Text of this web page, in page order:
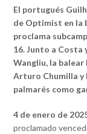
El portugués
de Optimist en la
proclama
16. Junto a Costa
Wangliu, la
Arturo Chumilla y
palmarés como
4 de enero de
proclamado